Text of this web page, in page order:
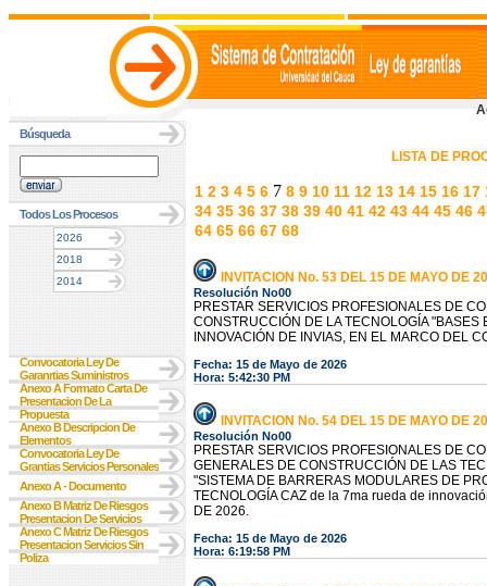
Búsqueda
Todos Los Procesos
2026
2018
2014
Convocatoria Ley De
Garanrtias Suministros
Anexo A Formato Carta De
Presentacion De La
Propuesta
Anexo B Descripcion De
Elementos
Convocatoria Ley De
Grantias Servicios Personales
Anexo A - Documento
Anexo B Matriz De Riesgos
Presentacion De Servicios
Anexo C Matriz De Riesgos
Presentacion Servicios Sin
Poliza
LISTA DE
1 2 3 4 5 6 7 8 9 10 11 12 13 14 15 16 17
34 35 36 37 38 39 40 41 42 43 44 45 46
64 65 66 67 68
INVITACION No. 53 DEL 15 DE MAYO DE
Resolución No00
PRESTAR SERVICIOS PROFESIONALES DE
CONSTRUCCIÓN DE LA TECNOLOGÍA
INNOVACIÓN DE INVIAS, EN EL MARCO DEL
Fecha: 15 de Mayo de 2026
Hora: 5:42:30 PM
INVITACION No. 54 DEL 15 DE MAYO DE
Resolución No00
PRESTAR SERVICIOS PROFESIONALES DE
GENERALES DE CONSTRUCCIÓN DE LAS
"SISTEMA DE BARRERAS MODULARES DE
TECNOLOGÍA CAZ de la 7ma rueda de
DE 2026.
Fecha: 15 de Mayo de 2026
Hora: 6:19:58 PM